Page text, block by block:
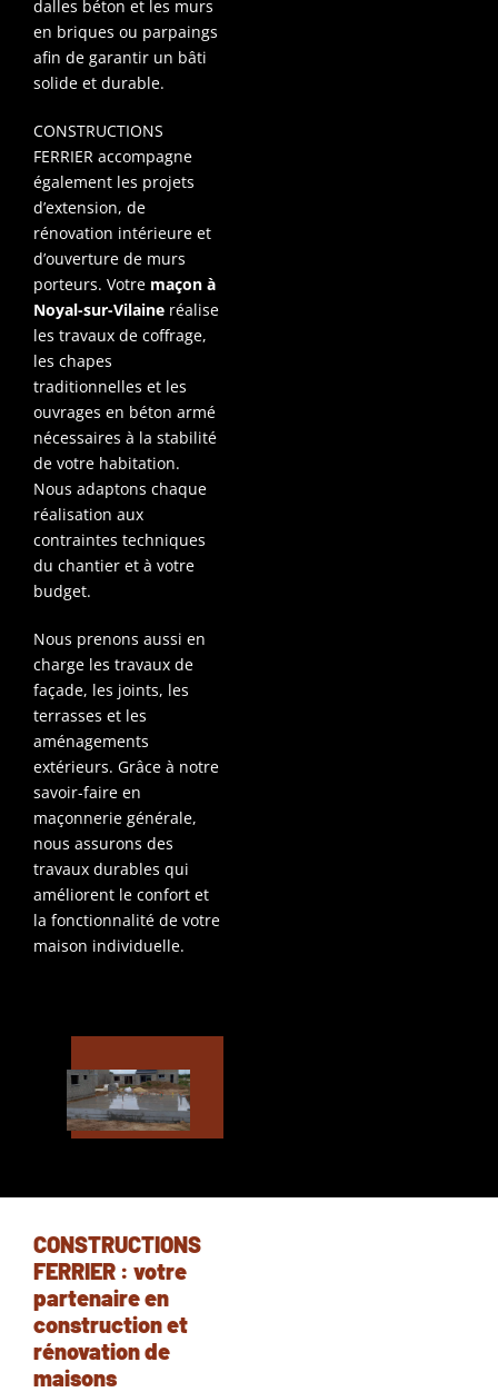
dalles béton et les murs
en briques ou parpaings
afin de garantir un bâti
solide et durable.
CONSTRUCTIONS
FERRIER accompagne
également les projets
d’extension, de
rénovation intérieure et
d’ouverture de murs
porteurs. Votre maçon à
Noyal-sur-Vilaineréalise
les travaux de coffrage,
les chapes
traditionnelles et les
ouvrages en béton armé
nécessaires à la stabilité
de votre habitation.
Nous adaptons chaque
réalisation aux
contraintes techniques
du chantier et à votre
budget.
Nous prenons aussi en
charge les travaux de
façade, les joints, les
terrasses et les
aménagements
extérieurs. Grâce à notre
savoir-faire en
maçonnerie générale,
nous assurons des
travaux durables qui
améliorent le confort et
la fonctionnalité de votre
maison individuelle.
CONSTRUCTIONS
FERRIER : votre
partenaire en
construction et
rénovation de
maisons